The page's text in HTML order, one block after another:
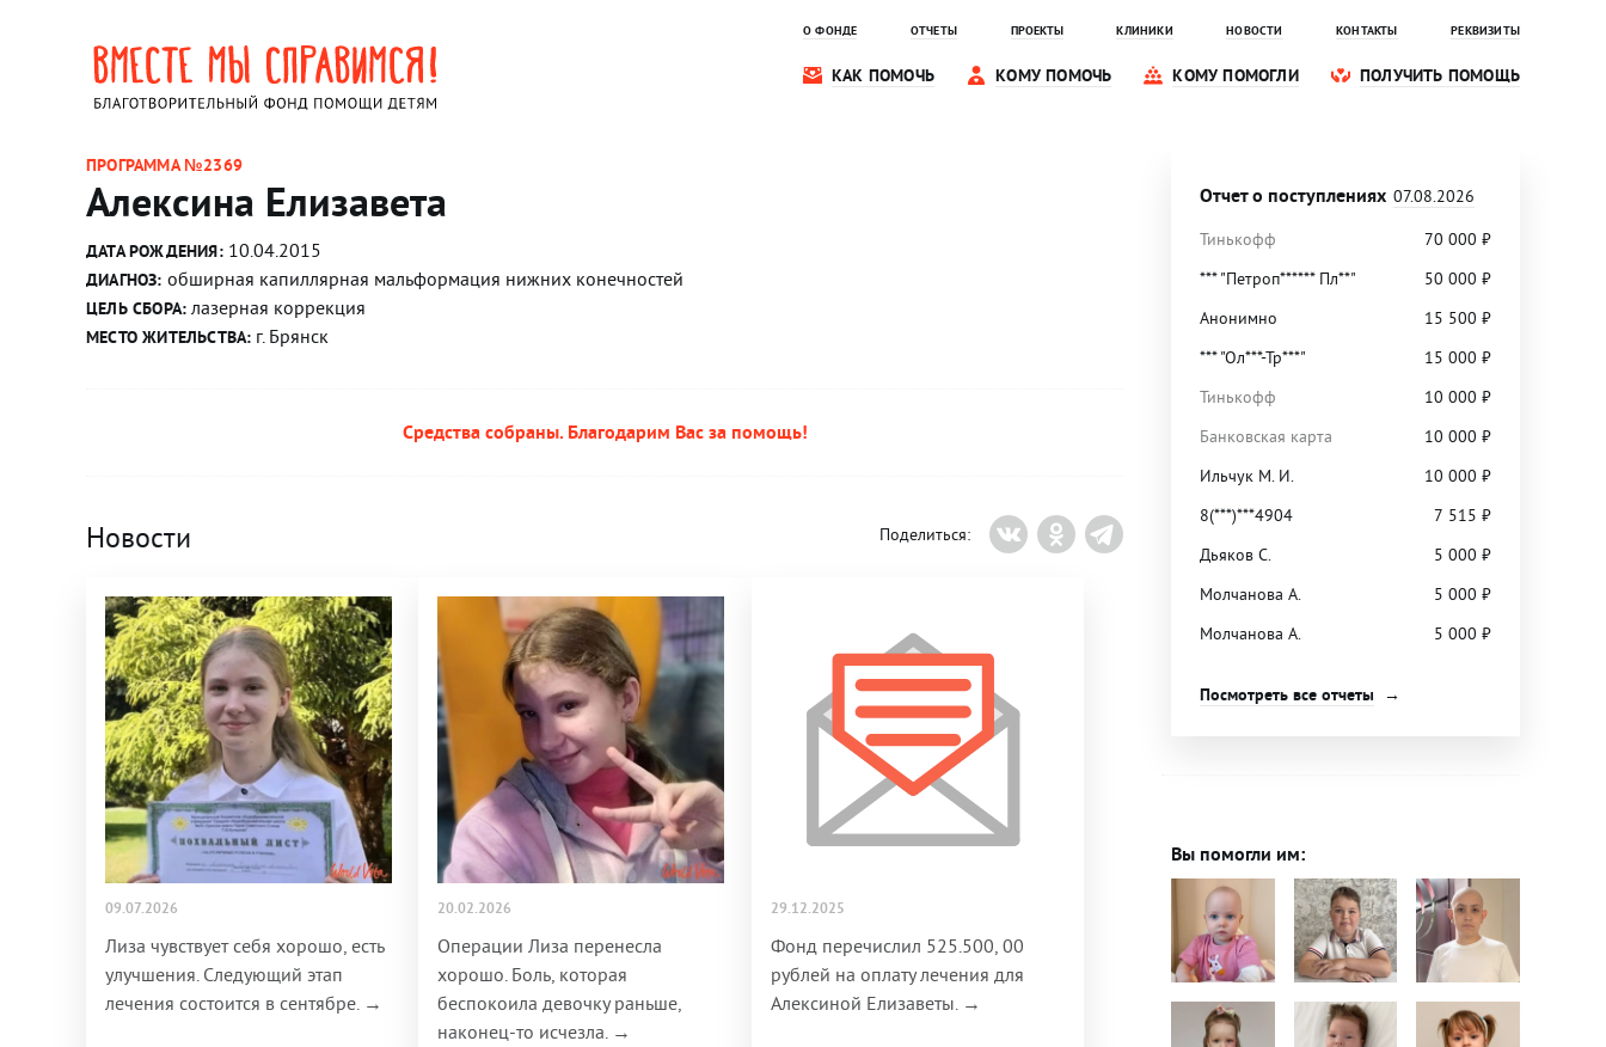
О ФОНДЕ ОТЧЕТЫ ПРОЕКТЫ КЛИНИКИ НОВОСТИ КОНТАКТЫ РЕКВИЗИТЫ
КАК ПОМОЧЬ КОМУ ПОМОЧЬ КОМУ ПОМОГЛИ ПОЛУЧИТЬ ПОМОЩЬ
ПРОГРАММА №2369
Алексина Елизавета
ДАТА РОЖДЕНИЯ:10.04.2015
ДИАГНОЗ: обширная капиллярная мальформация нижних конечностей
ЦЕЛЬ СБОРА: лазерная коррекция
МЕСТО ЖИТЕЛЬСТВА: г. Брянск
Средства собраны. Благодарим Вас за помощь!
Поделиться:
Новости
09.07.2026
Лиза чувствует себя хорошо, есть
улучшения. Следующий этап
лечения состоится в сентябре. →
20.02.2026
Операции Лиза перенесла
хорошо. Боль, которая
беспокоила девочку раньше,
наконец-то исчезла. →
29.12.2025
Фонд перечислил 525.500, 00
рублей на оплату лечения для
Алексиной Елизаветы. →
Отчет о поступлениях 07.08.2026
Тинькофф
70 000 ₽
*** "Петроп****** Пл**"
50 000 ₽
Анонимно
15 500 ₽
*** "Ол***-Тр***"
15 000 ₽
Тинькофф
10 000 ₽
Банковская карта
10 000 ₽
Ильчук М. И.
10 000 ₽
8(***)***4904
7 515 ₽
Дьяков С.
5 000 ₽
Молчанова А.
5 000 ₽
Молчанова А.
5 000 ₽
Посмотреть все отчеты
Вы помогли им: